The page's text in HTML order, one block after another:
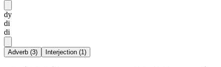
dy
di
di
Adverb (3) Interjection (1)